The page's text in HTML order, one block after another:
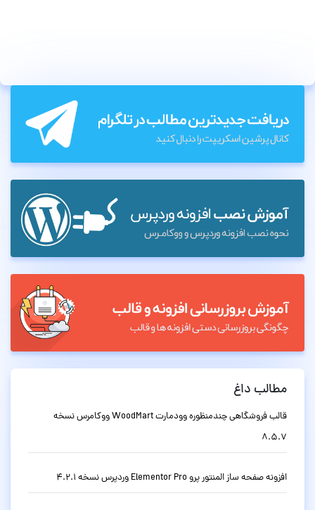
مطالب داغ
قالب فروشگاهی چندمنظوره وودمارت WoodMart ووکامرس نسخه
8.5.7
افزونه صفحه ساز المنتور پرو Elementor Pro وردپرس نسخه 4.2.1